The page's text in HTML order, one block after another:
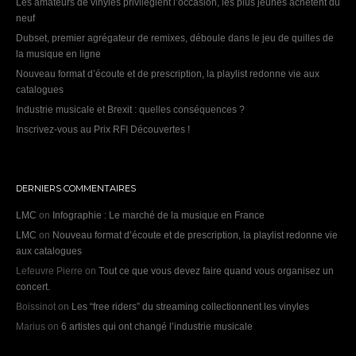
Les amateurs de vinyles privilégient l’occasion, les plus jeunes achètent du
neuf
Dubset, premier agrégateur de remixes, déboule dans le jeu de quilles de
la musique en ligne
Nouveau format d’écoute et de prescription, la playlist redonne vie aux
catalogues
Industrie musicale et Brexit : quelles conséquences ?
Inscrivez-vous au Prix RFI Découvertes !
DERNIERS COMMENTAIRES
LMC on Infographie : Le marché de la musique en France
LMC on Nouveau format d’écoute et de prescription, la playlist redonne vie
aux catalogues
Lefeuvre Pierre on Tout ce que vous devez faire quand vous organisez un
concert.
Boissinot on Les “free riders” du streaming collectionnent les vinyles
Marius on 6 artistes qui ont changé l’industrie musicale